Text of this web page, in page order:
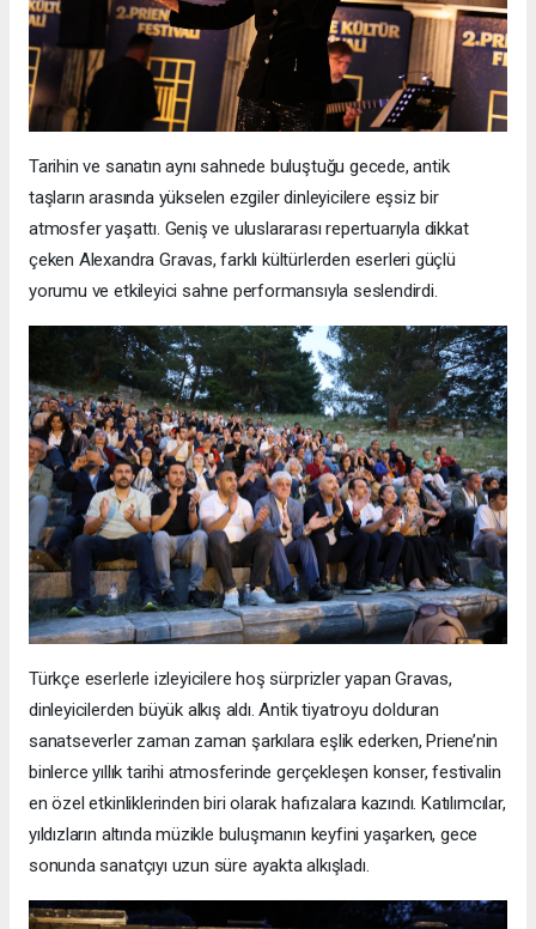
Tarihin ve sanatın aynı sahnede buluştuğu gecede, antik
taşların arasında yükselen ezgiler dinleyicilere eşsiz bir
atmosfer yaşattı. Geniş ve uluslararası repertuarıyla dikkat
çeken Alexandra Gravas, farklı kültürlerden eserleri güçlü
yorumu ve etkileyici sahne performansıyla seslendirdi.
Türkçe eserlerle izleyicilere hoş sürprizler yapan Gravas,
dinleyicilerden büyük alkış aldı. Antik tiyatroyu dolduran
sanatseverler zaman zaman şarkılara eşlik ederken, Priene’nin
binlerce yıllık tarihi atmosferinde gerçekleşen konser, festivalin
en özel etkinliklerinden biri olarak hafızalara kazındı. Katılımcılar,
yıldızların altında müzikle buluşmanın keyfini yaşarken, gece
sonunda sanatçıyı uzun süre ayakta alkışladı.